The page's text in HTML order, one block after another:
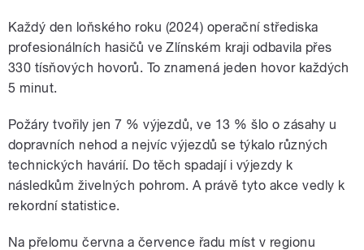
Každý den loňského roku (2024) operační střediska
profesionálních hasičů ve Zlínském kraji odbavila přes
330 tísňových hovorů. To znamená jeden hovor každých
5 minut.
Požáry tvořily jen 7 % výjezdů, ve 13 % šlo o zásahy u
dopravních nehod a nejvíc výjezdů se týkalo různých
technických havárií. Do těch spadají i výjezdy k
následkům živelných pohrom. A právě tyto akce vedly k
rekordní statistice.
Na přelomu června a července řadu míst v regionu